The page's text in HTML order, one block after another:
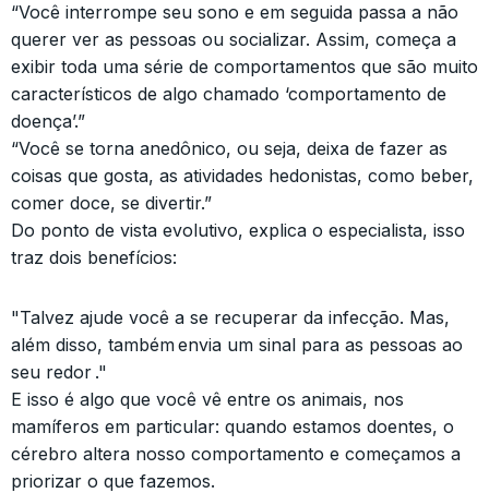
“Você interrompe seu sono e em seguida passa a não
querer ver as pessoas ou socializar. Assim, começa a
exibir toda uma série de comportamentos que são muito
característicos de algo chamado ‘comportamento de
doença’.”
“Você se torna anedônico, ou seja, deixa de fazer as
coisas que gosta, as atividades hedonistas, como beber,
comer doce, se divertir.”
Do ponto de vista evolutivo, explica o especialista, isso
traz dois benefícios:
"Talvez ajude você a se recuperar da infecção. Mas,
além disso, também envia um sinal para as pessoas ao
seu redor ."
E isso é algo que você vê entre os animais, nos
mamíferos em particular: quando estamos doentes, o
cérebro altera nosso comportamento e começamos a
priorizar o que fazemos.